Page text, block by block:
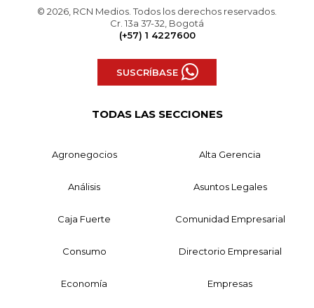
© 2026, RCN Medios. Todos los derechos reservados.
Cr. 13a 37-32, Bogotá
(+57) 1 4227600
SUSCRÍBASE
TODAS LAS SECCIONES
Agronegocios Alta Gerencia
Análisis Asuntos Legales
Caja Fuerte Comunidad Empresarial
Consumo Directorio Empresarial
Economía Empresas